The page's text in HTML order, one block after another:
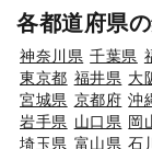
各都道府県
神奈川県 千葉県
東京都 福井県 大
宮城県 京都府 沖
岩手県 山口県 岡
埼玉県 富山県 石